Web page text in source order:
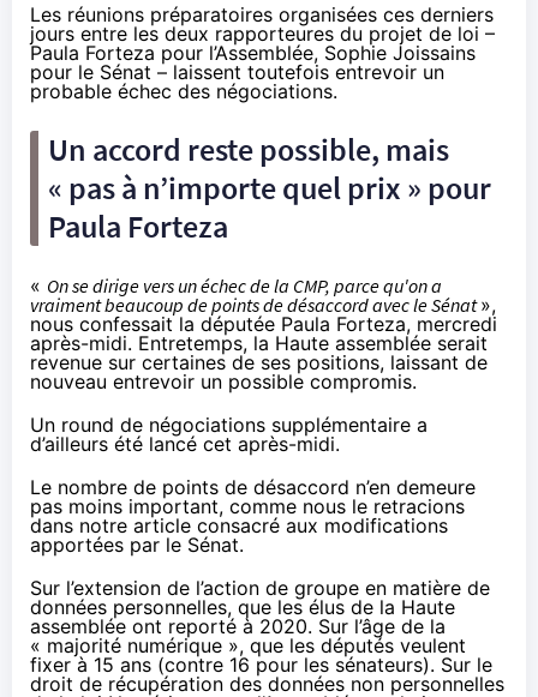
Les réunions préparatoires organisées ces derniers
jours entre les deux rapporteures du projet de loi –
Paula Forteza pour l’Assemblée, Sophie Joissains
pour le Sénat – laissent toutefois entrevoir un
probable échec des négociations.
Un accord reste possible, mais
« pas à n’importe quel prix » pour
Paula Forteza
« On se dirige vers un échec de la CMP, parce qu'on a
vraiment beaucoup de points de désaccord avec le Sénat»,
nous confessait la députée Paula Forteza, mercredi
après-midi. Entretemps, la Haute assemblée serait
revenue sur certaines de ses positions, laissant de
nouveau entrevoir un possible compromis.
Un round de négociations supplémentaire a
d’ailleurs été lancé cet après-midi.
Le nombre de points de désaccord n’en demeure
pas moins important, comme nous le retracions
dans notre article consacré aux modifications
apportées par le Sénat.
Sur l’extension de l’action de groupe en matière de
données personnelles, que les élus de la Haute
assemblée ont reporté à 2020. Sur l’âge de la
« majorité numérique », que les députés veulent
fixer à 15 ans (contre 16 pour les sénateurs). Sur le
droit de récupération des données non personnelles